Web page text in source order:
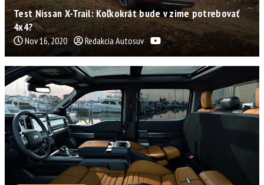
Test Nissan X-Trail: Koľkokrát bude v zime potrebovať
4x4?
Nov 16, 2020 Redakcia Autosuv